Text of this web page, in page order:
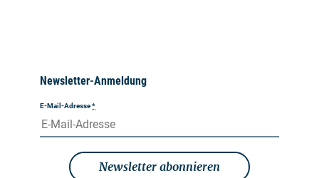
Newsletter-Anmeldung
E-Mail-Adresse*
Newsletter abonnieren